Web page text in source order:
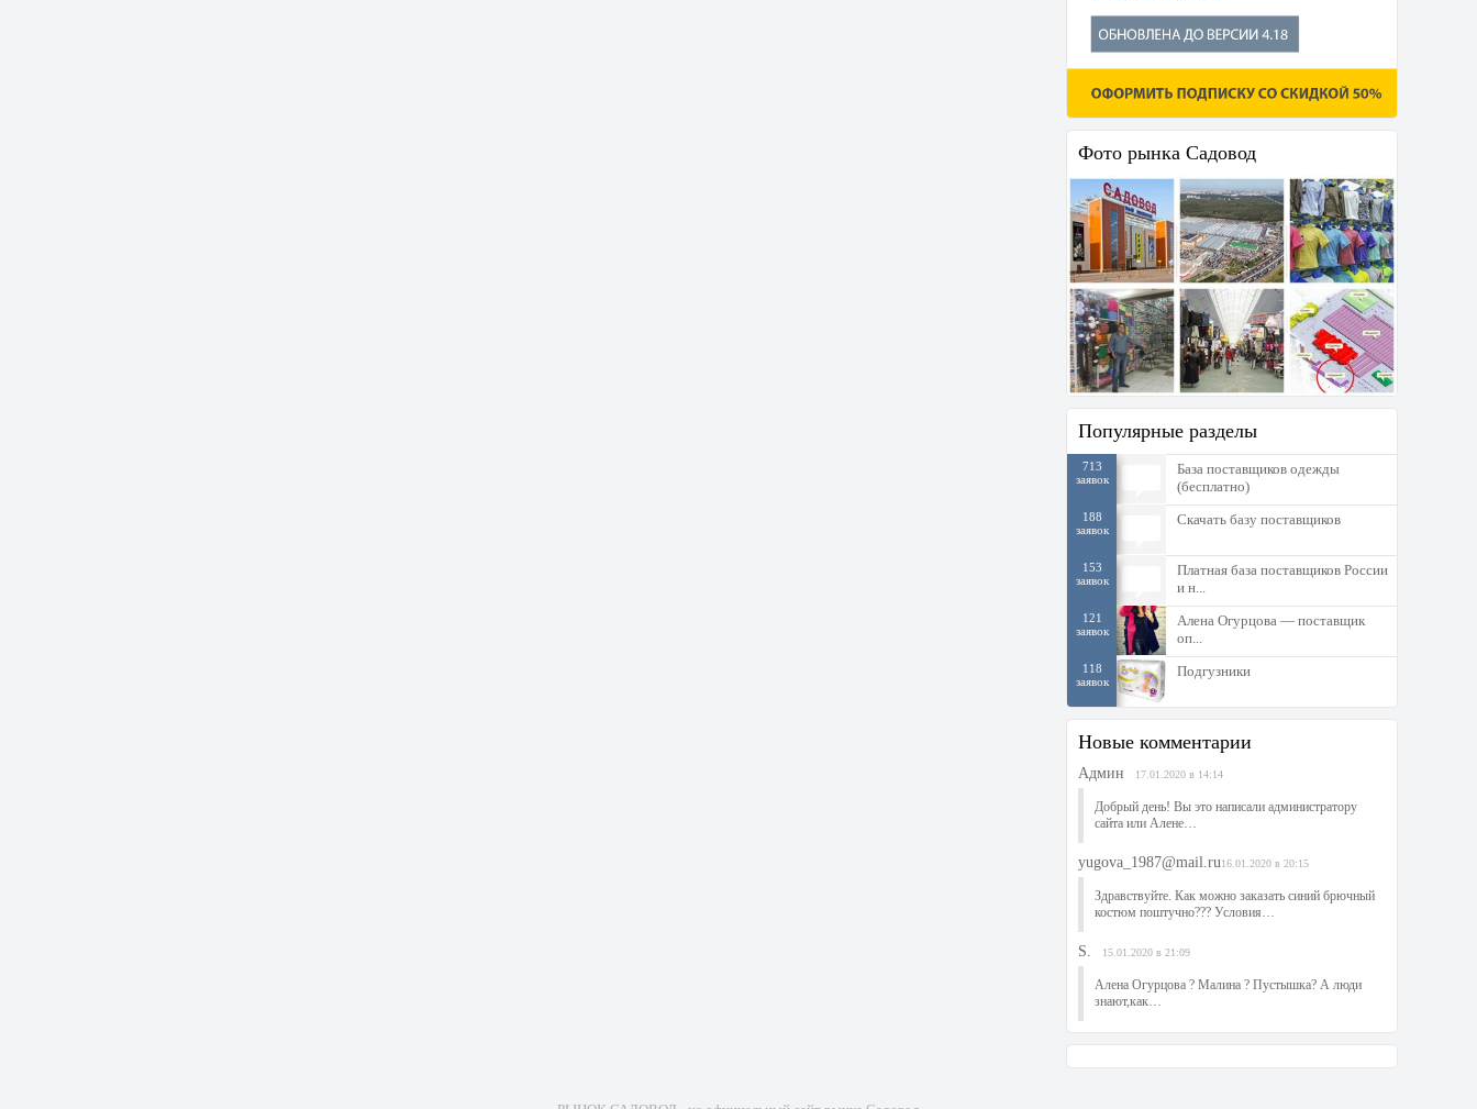
Фото рынка Садовод
Популярные разделы
713
заявок
База поставщиков одежды
(бесплатно)
188
заявок
Скачать базу поставщиков
153
заявок
Платная база поставщиков России
и н...
121
заявок
Алена Огурцова — поставщик
оп...
118
заявок
Подгузники
Новые комментарии
Админ 17.01.2020 в 14:14
Добрый день! Вы это написали администратору
сайта или Алене…
yugova_1987@mail.ru16.01.2020 в 20:15
Здравствуйте. Как можно заказать синий брючный
костюм поштучно??? Условия…
S. 15.01.2020 в 21:09
Алена Огурцова ? Малина ? Пустышка? А люди
знают,как…